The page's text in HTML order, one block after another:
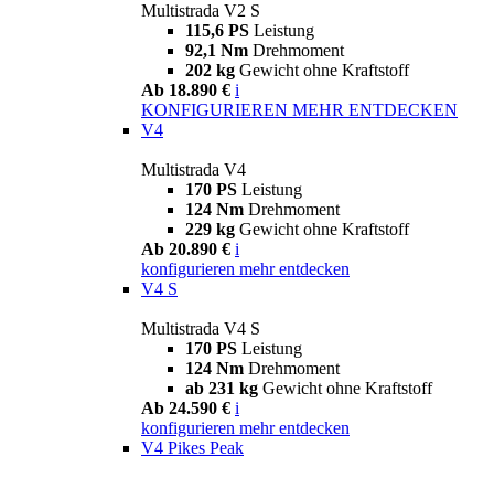
Multistrada V2 S
115,6 PS Leistung
92,1 Nm Drehmoment
202 kg Gewicht ohne Kraftstoff
Ab 18.890 € i
KONFIGURIEREN MEHR ENTDECKEN
V4
Multistrada V4
170 PS Leistung
124 Nm Drehmoment
229 kg Gewicht ohne Kraftstoff
Ab 20.890 € i
konfigurieren mehr entdecken
V4 S
Multistrada V4 S
170 PS Leistung
124 Nm Drehmoment
ab 231 kg Gewicht ohne Kraftstoff
Ab 24.590 € i
konfigurieren mehr entdecken
V4 Pikes Peak